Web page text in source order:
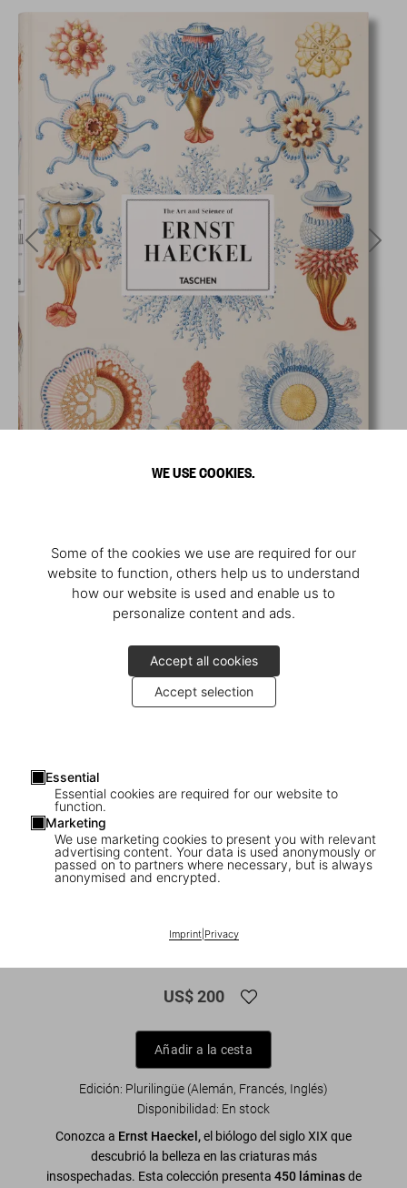
WE USE COOKIES.
Some of the cookies we use are required for our
website to function, others help us to understand
how our website is used and enable us to
personalize content and ads.
Accept all cookies
Accept selection
Essential
Essential cookies are required for our website to
function.
Marketing
We use marketing cookies to present you with relevant
advertising content. Your data is used anonymously or
passed on to partners where necessary, but is always
anonymised and encrypted.
Imprint| Privacy
1/13
XXL
US$ 200
Añadir a la cesta
Edición: Plurilingüe (Alemán, Francés, Inglés)
Disponibilidad: En stock
Conozca a Ernst Haeckel,el biólogo del siglo XIX que
descubrió la belleza en las criaturas más
insospechadas. Esta colección presenta 450 láminasde